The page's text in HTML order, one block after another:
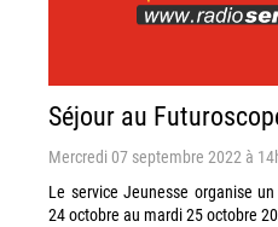
Séjour au
Mercredi 07 septembre 2022 à
Le service Jeunesse organise
24 octobre au mardi 25 octobre